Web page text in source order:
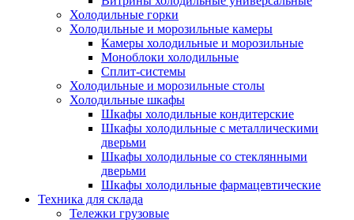
Холодильные горки
Холодильные и морозильные камеры
Камеры холодильные и морозильные
Моноблоки холодильные
Сплит-системы
Холодильные и морозильные столы
Холодильные шкафы
Шкафы холодильные кондитерские
Шкафы холодильные с металлическими
дверьми
Шкафы холодильные со стеклянными
дверьми
Шкафы холодильные фармацевтические
Техника для склада
Тележки грузовые